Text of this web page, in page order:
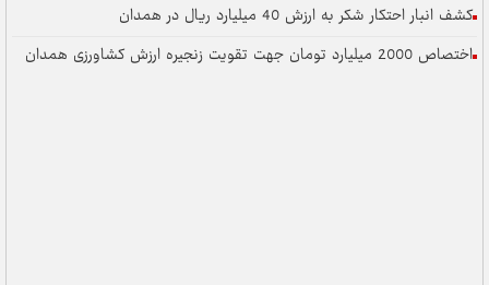
کشف انبار احتکار شکر به ارزش 40 میلیارد ریال در همدان
اختصاص 2000 میلیارد تومان جهت تقویت زنجیره ارزش کشاورزی همدان